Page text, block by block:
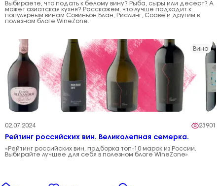
Выбираете, что подать к белому вину? Рыба, сыры или десерт? А
может азиатская кухня? Расскажем, что лучше подходит к
популярным винам Совиньон Блан, Рислинг, Соаве и другим в
полезном блоге WineZone.
Вина
02.07.2024 23901
Рейтинг российских вин. Великолепная семерка.
«Рейтинг российских вин, подборка топ-10 марок из России.
Выбирайте лучшее для себя в полезном блоге WineZone»